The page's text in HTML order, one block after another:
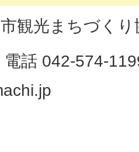
観光まちづくり
話 042-574-